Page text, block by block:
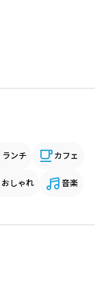
ランチ カフェ
おしゃれ 音楽